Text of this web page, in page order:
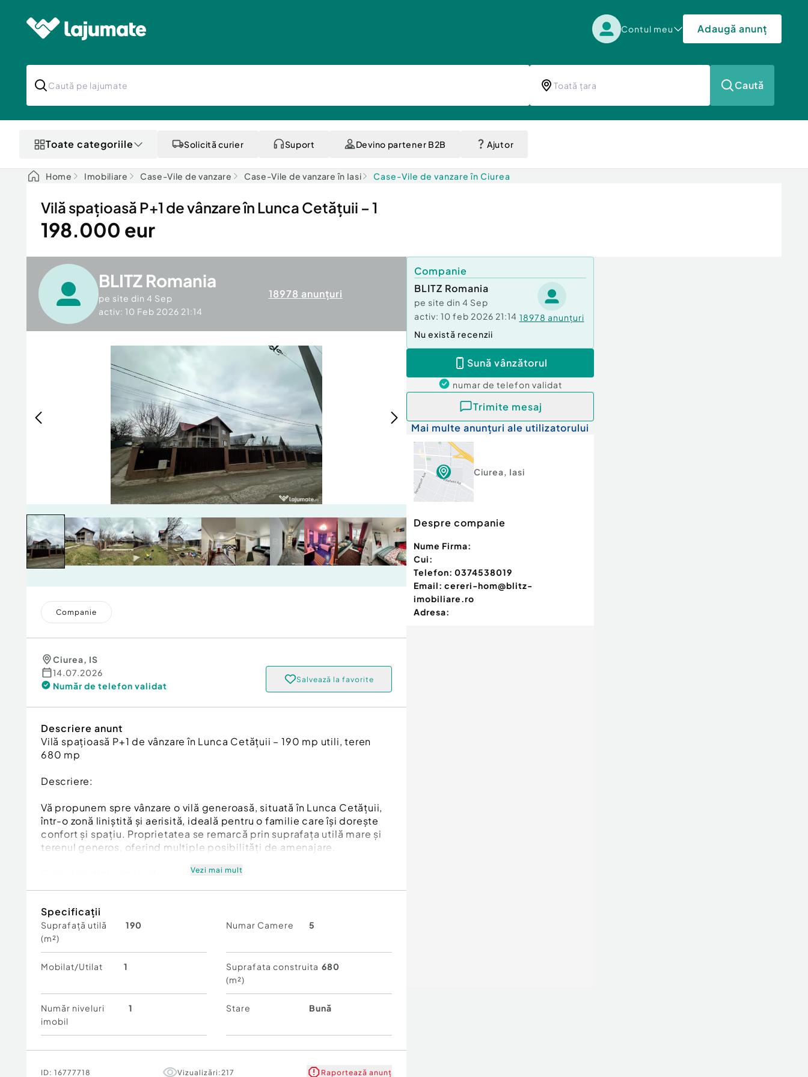
Contul meu Adaugă anunț
Caută
Toate categoriile Solicită curier Suport Devino partener B2B Ajutor
Home Imobiliare Case-Vile de vanzare Case-Vile de vanzare în Iasi Case-Vile de vanzare în Ciurea
Vilă spațioasă P+1 de vânzare în Lunca Cetățuii – 1
198.000 eur
BLITZ Romania
pe site din 4 Sep
activ: 10 Feb 2026 21:14
18978 anunțuri
Companie
Ciurea, IS
14.07.2026
Număr de telefon validat
Salvează la favorite
Descriere anunt
Vilă spațioasă P+1 de vânzare în Lunca Cetățuii – 190 mp utili, teren
680 mp
Descriere:
Vă propunem spre vânzare o vilă generoasă, situată în Lunca Cetățuii,
într-o zonă liniștită și aerisită, ideală pentru o familie care își dorește
confort și spațiu. Proprietatea se remarcă prin suprafața utilă mare și
terenul generos, oferind multiple posibilități de amenajare.
Suprafață teren: 680 mp
Regim de înălțime: P+1
Băi: 1 baie
Bucătărie: închisă
Vezi mai mult
Specificații
Suprafață utilă
(m²)
190 Numar Camere 5
Mobilat/Utilat 1
Suprafata construita
(m²)
680
Număr niveluri
imobil
1 Stare Bună
ID: 16777718 Vizualizări: 217 Raportează anunț
Companie
BLITZ Romania
pe site din 4 Sep
activ: 10 feb 2026 21:14 18978 anunțuri
Nu există recenzii
Sună vânzătorul
numar de telefon validat
Trimite mesaj
Mai multe anunțuri ale utilizatorului
Ciurea, Iasi
Despre companie
Nume Firma:
Cui:
Telefon: 0374538019
Email: cereri-hom@blitz-
imobiliare.ro
Adresa: